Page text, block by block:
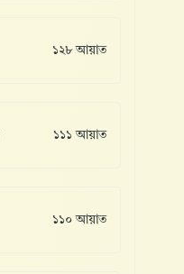
১২৮ আয়াত
১১১ আয়াত
১১০ আয়াত